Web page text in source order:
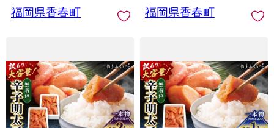
福岡県香春町
福岡県香春町